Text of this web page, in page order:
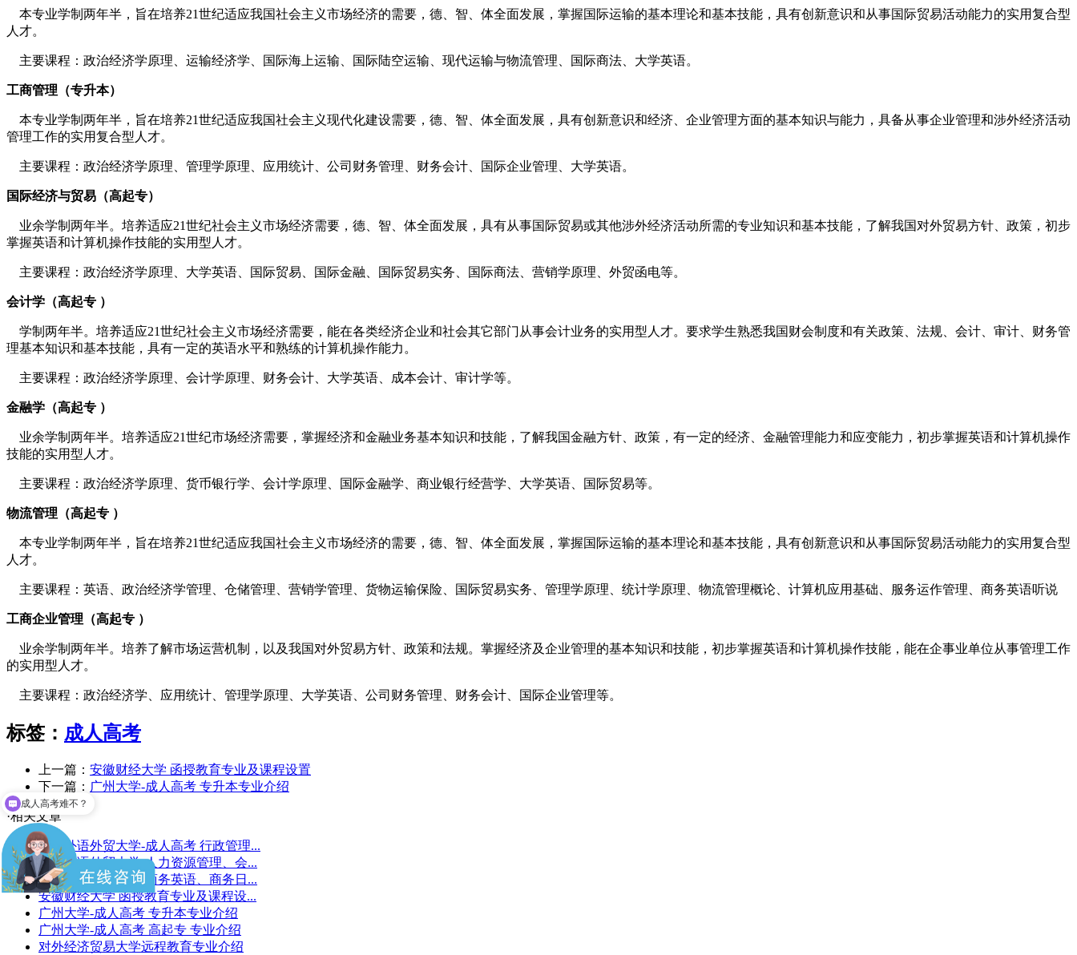
本专业学制两年半，旨在培养21世纪适应我国社会主义市场经济的需要，德、智、体全面发展，掌握国际运输的基本理论和基本技能，具有创新意识和从事国际贸易活动能力的实用复合型
人才。
主要课程：政治经济学原理、运输经济学、国际海上运输、国际陆空运输、现代运输与物流管理、国际商法、大学英语。
工商管理（专升本）
本专业学制两年半，旨在培养21世纪适应我国社会主义现代化建设需要，德、智、体全面发展，具有创新意识和经济、企业管理方面的基本知识与能力，具备从事企业管理和涉外经济活动
管理工作的实用复合型人才。
主要课程：政治经济学原理、管理学原理、应用统计、公司财务管理、财务会计、国际企业管理、大学英语。
国际经济与贸易（高起专）
业余学制两年半。培养适应21世纪社会主义市场经济需要，德、智、体全面发展，具有从事国际贸易或其他涉外经济活动所需的专业知识和基本技能，了解我国对外贸易方针、政策，初步
掌握英语和计算机操作技能的实用型人才。
主要课程：政治经济学原理、大学英语、国际贸易、国际金融、国际贸易实务、国际商法、营销学原理、外贸函电等。
会计学（高起专 ）
学制两年半。培养适应21世纪社会主义市场经济需要，能在各类经济企业和社会其它部门从事会计业务的实用型人才。要求学生熟悉我国财会制度和有关政策、法规、会计、审计、财务管
理基本知识和基本技能，具有一定的英语水平和熟练的计算机操作能力。
主要课程：政治经济学原理、会计学原理、财务会计、大学英语、成本会计、审计学等。
金融学（高起专 ）
业余学制两年半。培养适应21世纪市场经济需要，掌握经济和金融业务基本知识和技能，了解我国金融方针、政策，有一定的经济、金融管理能力和应变能力，初步掌握英语和计算机操作
技能的实用型人才。
主要课程：政治经济学原理、货币银行学、会计学原理、国际金融学、商业银行经营学、大学英语、国际贸易等。
物流管理（高起专 ）
本专业学制两年半，旨在培养21世纪适应我国社会主义市场经济的需要，德、智、体全面发展，掌握国际运输的基本理论和基本技能，具有创新意识和从事国际贸易活动能力的实用复合型
人才。
主要课程：英语、政治经济学管理、仓储管理、营销学管理、货物运输保险、国际贸易实务、管理学原理、统计学原理、物流管理概论、计算机应用基础、服务运作管理、商务英语听说
工商企业管理（高起专 ）
业余学制两年半。培养了解市场运营机制，以及我国对外贸易方针、政策和法规。掌握经济及企业管理的基本知识和技能，初步掌握英语和计算机操作技能，能在企事业单位从事管理工作
的实用型人才。
主要课程：政治经济学、应用统计、管理学原理、大学英语、公司财务管理、财务会计、国际企业管理等。
标签： 成人高考
上一篇： 安徽财经大学 函授教育专业及课程设置
下一篇： 广州大学-成人高考 专升本专业介绍
·相关文章
广东外语外贸大学-成人高考 行政管理...
广东外语外贸大学-人力资源管理、会...
广东外语外贸大学-商务英语、商务日...
安徽财经大学 函授教育专业及课程设...
广州大学-成人高考 专升本专业介绍
广州大学-成人高考 高起专 专业介绍
对外经济贸易大学远程教育专业介绍
成人高考难不？
现在有那些专业可以报？